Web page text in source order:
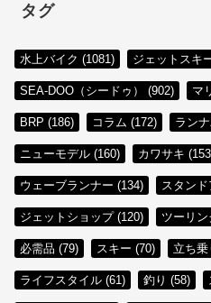
タグ
水上バイク (1081) ジェットスキ
SEA-DOO（シードゥ） (902) マ
BRP (186) コラム (172) ラン
ニューモデル (160) カワサキ
ウェーブランナー (134) スタン
ジェットショップ (120) ツーリン
必需品 (79) スキー (70) 立ち
ライフスタイル (61) 釣り (58)